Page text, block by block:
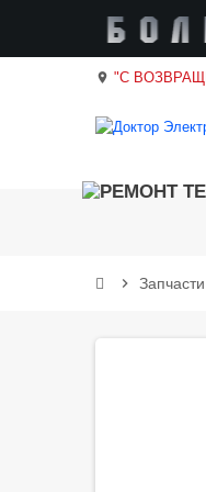
location_on "С
chevron_right